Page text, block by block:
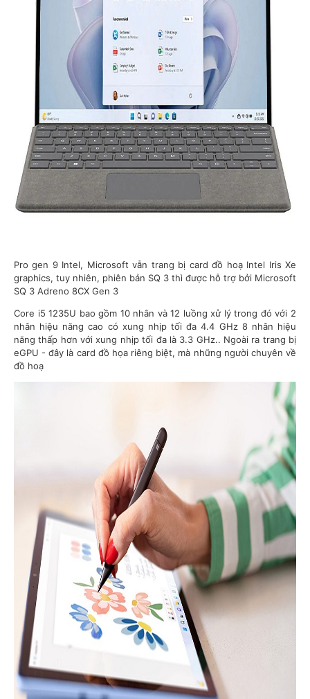
Pro gen 9 Intel, Microsoft vẫn trang bị card đồ hoạ Intel Iris Xe
graphics, tuy nhiên, phiên bản SQ 3 thì được hỗ trợ bởi Microsoft
SQ 3 Adreno 8CX Gen 3
Core i5 1235U bao gồm 10 nhân và 12 luồng xử lý trong đó với 2
nhân hiệu năng cao có xung nhịp tối đa 4.4 GHz 8 nhân hiệu
năng thấp hơn với xung nhịp tối đa là 3.3 GHz.. Ngoài ra trang bị
eGPU - đây là card đồ họa riêng biệt, mà những người chuyên về
đồ hoạ